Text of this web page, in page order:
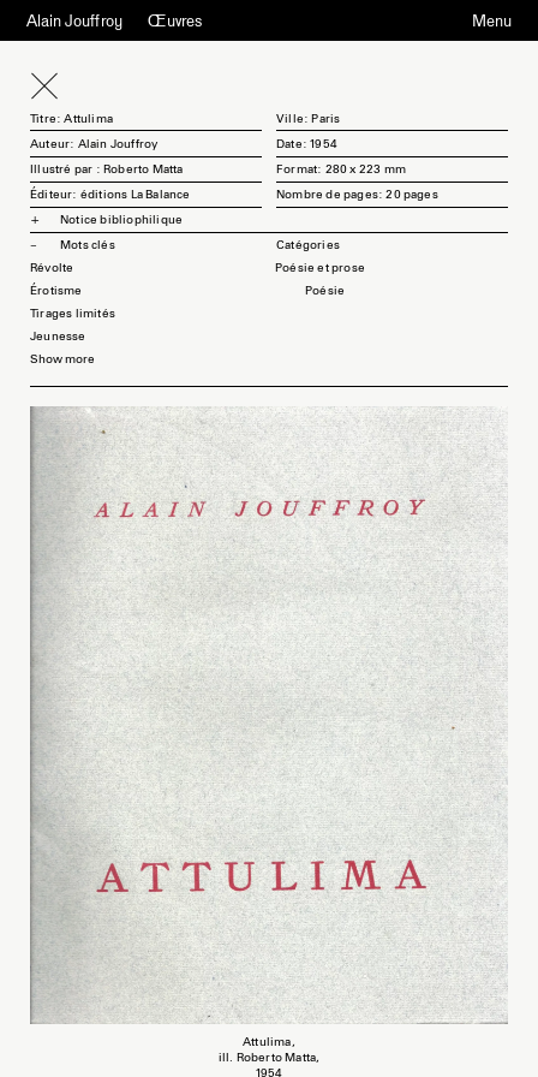
Alain Jouffroy Œuvres Menu
Titre: Attulima
Ville: Paris
Auteur: Alain Jouffroy
Date: 1954
Illustré par : Roberto Matta
Format: 280 x 223 mm
Éditeur: éditions La Balance
Nombre de pages: 20 pages
Notice bibliophilique
Mots clés
Révolte
Érotisme
Tirages limités
Jeunesse
Show more
Poésie et prose
Poésie
Attulima,
ill. Roberto Matta,
1954